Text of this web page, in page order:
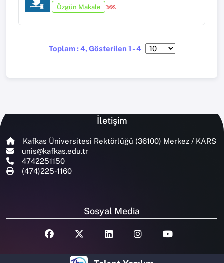
Özgün Makale
Toplam : 4, Gösterilen 1 - 4
İletişim
Kafkas Üniversitesi Rektörlüğü (36100) Merkez / KARS
unis@kafkas.edu.tr
4742251150
(474)225-1160
Sosyal Media